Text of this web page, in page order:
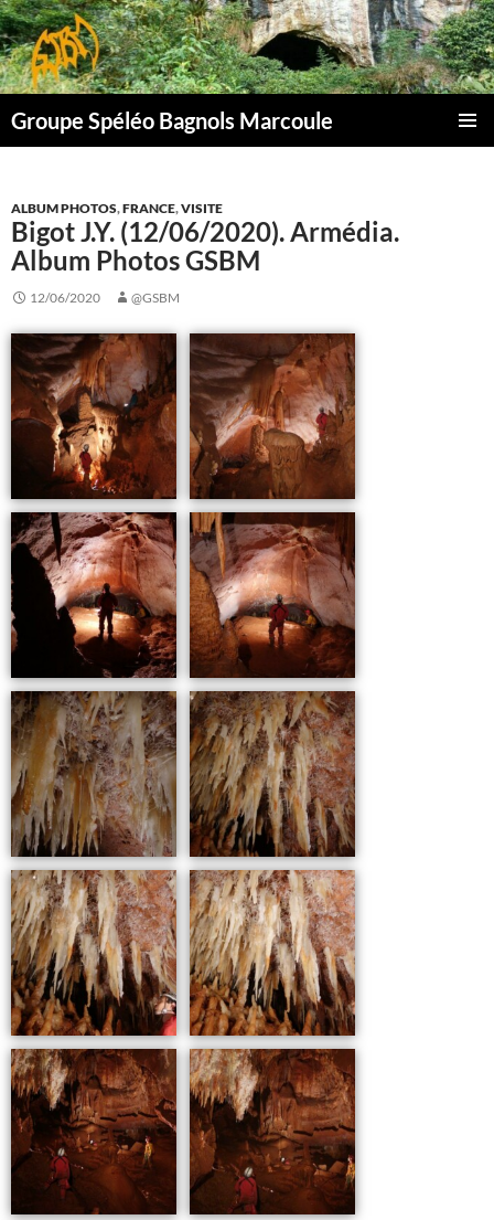
Aller
au
contenu
Groupe Spéléo Bagnols Marcoule
ALBUM PHOTOS,FRANCE,VISITE
Bigot J.Y. (12/06/2020). Armédia.
Album Photos GSBM
12/06/2020 @GSBM